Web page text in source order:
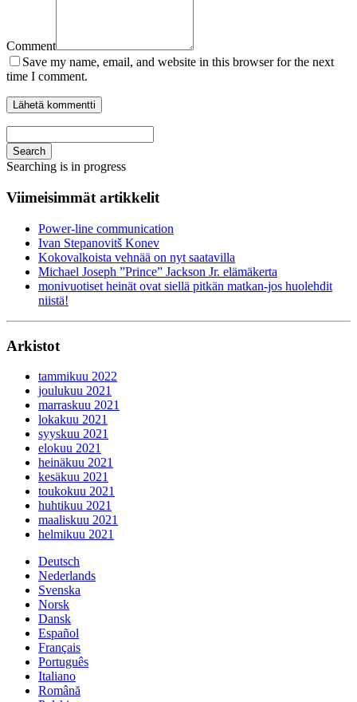
Comment
Save my name, email, and website in this browser for the next
time I comment.
Search
Searching is in progress
Viimeisimmät artikkelit
Power-line communication
Ivan Stepanovitš Konev
Kokovalkoista vehnää on nyt saatavilla
Michael Joseph ”Prince” Jackson Jr. elämäkerta
monivuotiset heinät ovat siellä pitkän matkan-jos huolehdit
niistä!
Arkistot
tammikuu 2022
joulukuu 2021
marraskuu 2021
lokakuu 2021
syyskuu 2021
elokuu 2021
heinäkuu 2021
kesäkuu 2021
toukokuu 2021
huhtikuu 2021
maaliskuu 2021
helmikuu 2021
Deutsch
Nederlands
Svenska
Norsk
Dansk
Español
Français
Português
Italiano
Română